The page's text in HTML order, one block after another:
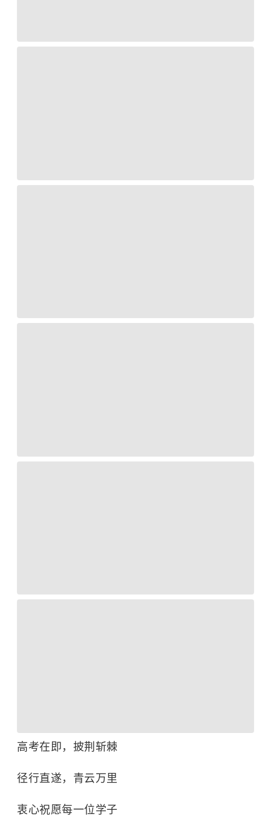
高考在即，披荆斩棘
径行直遂，青云万里
衷心祝愿每一位学子